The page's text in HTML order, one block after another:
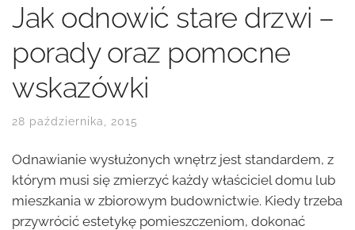
Jak odnowić stare drzwi –
porady oraz pomocne
wskazówki
28 października, 2015
Odnawianie wysłużonych wnętrz jest standardem, z
którym musi się zmierzyć każdy właściciel domu lub
mieszkania w zbiorowym budownictwie. Kiedy trzeba
przywrócić estetykę pomieszczeniom, dokonać